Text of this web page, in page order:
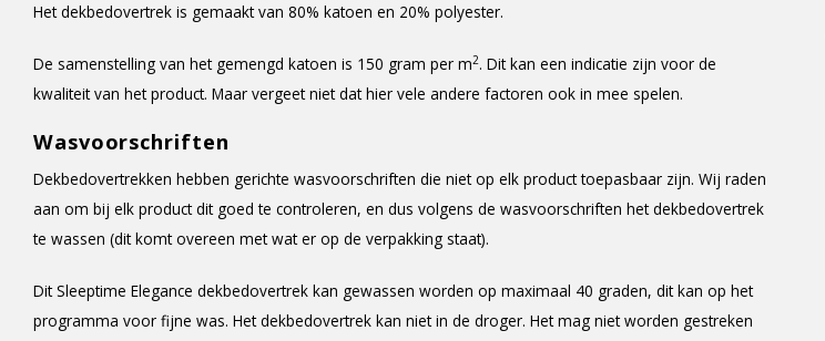
Het dekbedovertrek is gemaakt van 80% katoen en 20% polyester.
De samenstelling van het gemengd katoen is 150 gram per m2. Dit kan een indicatie zijn voor de
kwaliteit van het product. Maar vergeet niet dat hier vele andere factoren ook in mee spelen.
Wasvoorschriften
Dekbedovertrekken hebben gerichte wasvoorschriften die niet op elk product toepasbaar zijn. Wij raden
aan om bij elk product dit goed te controleren, en dus volgens de wasvoorschriften het dekbedovertrek
te wassen (dit komt overeen met wat er op de verpakking staat).
Dit Sleeptime Elegance dekbedovertrek kan gewassen worden op maximaal 40 graden, dit kan op het
programma voor fijne was. Het dekbedovertrek kan niet in de droger. Het mag niet worden gestreken